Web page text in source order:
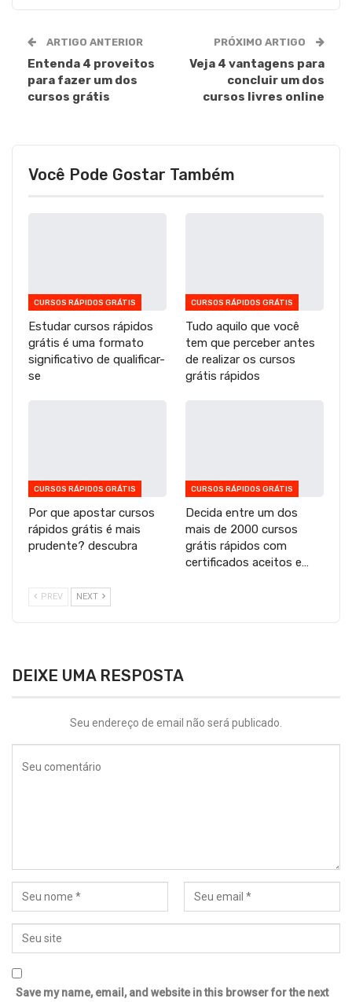
ARTIGO ANTERIOR
Entenda 4 proveitos
para fazer um dos
cursos grátis
PRÓXIMO ARTIGO
Veja 4 vantagens para
concluir um dos
cursos livres online
Você Pode Gostar Também
CURSOS RÁPIDOS GRÁTIS
Estudar cursos rápidos
grátis é uma formato
significativo de qualificar-
se
CURSOS RÁPIDOS GRÁTIS
Tudo aquilo que você
tem que perceber antes
de realizar os cursos
grátis rápidos
CURSOS RÁPIDOS GRÁTIS
Por que apostar cursos
rápidos grátis é mais
prudente? descubra
CURSOS RÁPIDOS GRÁTIS
Decida entre um dos
mais de 2000 cursos
grátis rápidos com
certificados aceitos e…
PREV NEXT
DEIXE UMA RESPOSTA
Seu endereço de email não será publicado.
Save my name, email, and website in this browser for the next